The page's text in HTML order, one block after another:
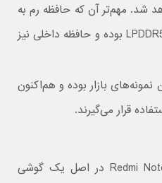
خواهد شد. مهم‌تر آن که حافظه رم به
کار رفته در این دستگاه از نوع LPDDR5 بوده و حافظه داخلی نیز
نمونه‌های بازار بوده و هم‌اکنون
قرار می‌گیرند.
علیرغم این که Redmi Note 13 Pro Plus در اصل یک گوشی